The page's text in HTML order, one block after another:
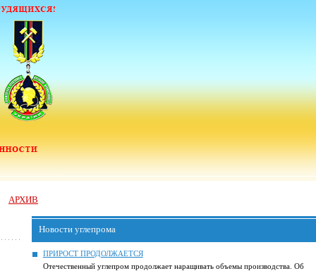
АРХИВ
Новости углепрома
ПРИРОСТ ПРОДОЛЖАЕТСЯ
Отечественный углепром продолжает наращивать объемы производства. Об